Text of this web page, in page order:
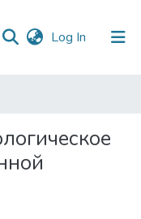
Log In (current)